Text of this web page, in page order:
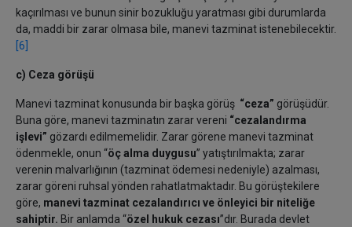
kaçırılması ve bunun sinir bozukluğu yaratması gibi durumlarda
da, maddi bir zarar olmasa bile, manevi tazminat istenebilecektir.
[6]
c) Ceza görüşü
Manevi tazminat konusunda bir başka görüş “ceza” görüşüdür.
Buna göre, manevi tazminatın zarar vereni “cezalandırma
işlevi” gözardı edilmemelidir. Zarar görene manevi tazminat
ödenmekle, onun “öç alma duygusu” yatıştırılmakta; zarar
verenin malvarlığının (tazminat ödemesi nedeniyle) azalması,
zarar göreni ruhsal yönden rahatlatmaktadır. Bu görüştekilere
göre, manevi tazminat cezalandırıcı ve önleyici bir niteliğe
sahiptir. Bir anlamda “özel hukuk cezası”dır. Burada devlet